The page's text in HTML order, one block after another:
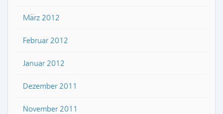
März 2012
Februar 2012
Januar 2012
Dezember 2011
November 2011